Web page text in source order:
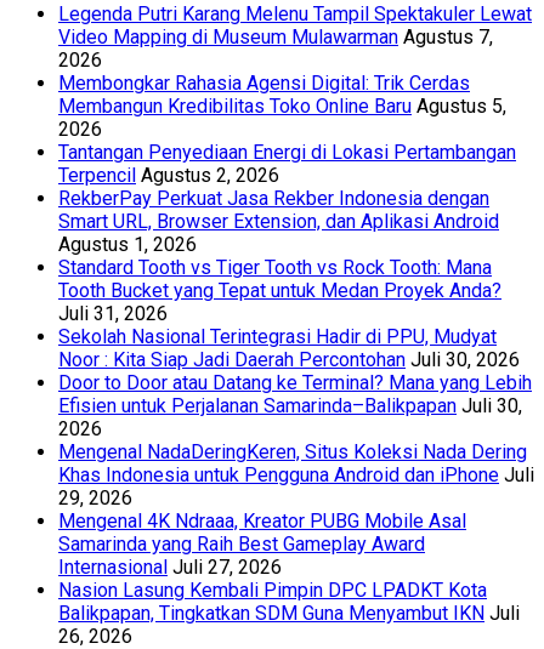
Legenda Putri Karang Melenu Tampil Spektakuler Lewat
Video Mapping di Museum Mulawarman Agustus 7,
2026
Membongkar Rahasia Agensi Digital: Trik Cerdas
Membangun Kredibilitas Toko Online Baru Agustus 5,
2026
Tantangan Penyediaan Energi di Lokasi Pertambangan
Terpencil Agustus 2, 2026
RekberPay Perkuat Jasa Rekber Indonesia dengan
Smart URL, Browser Extension, dan Aplikasi Android
Agustus 1, 2026
Standard Tooth vs Tiger Tooth vs Rock Tooth: Mana
Tooth Bucket yang Tepat untuk Medan Proyek Anda?
Juli 31, 2026
Sekolah Nasional Terintegrasi Hadir di PPU, Mudyat
Noor : Kita Siap Jadi Daerah Percontohan Juli 30, 2026
Door to Door atau Datang ke Terminal? Mana yang Lebih
Efisien untuk Perjalanan Samarinda–Balikpapan Juli 30,
2026
Mengenal NadaDeringKeren, Situs Koleksi Nada Dering
Khas Indonesia untuk Pengguna Android dan iPhone Juli
29, 2026
Mengenal 4K Ndraaa, Kreator PUBG Mobile Asal
Samarinda yang Raih Best Gameplay Award
Internasional Juli 27, 2026
Nasion Lasung Kembali Pimpin DPC LPADKT Kota
Balikpapan, Tingkatkan SDM Guna Menyambut IKN Juli
26, 2026